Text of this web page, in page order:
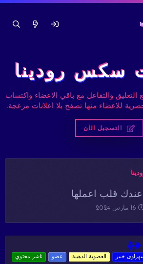
سكس رودينا
والتفاعل مع باقي الاعضاء واكتساب
للاعضاء منها تصفح بلا اعلانات مزعجة.
التسجيل الآن
عندك قلب اعملها
ت
ر
خ
ا
ل
16 مارس 2024
خبير العضوية الذهبية عضو ناشر محتوي